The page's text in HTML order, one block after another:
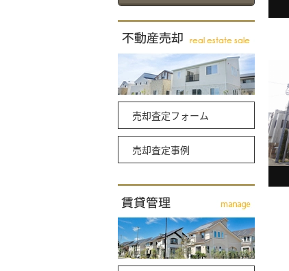
売却査定フォーム
売却査定事例